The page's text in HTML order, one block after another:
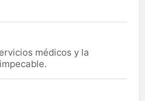
médicos y la